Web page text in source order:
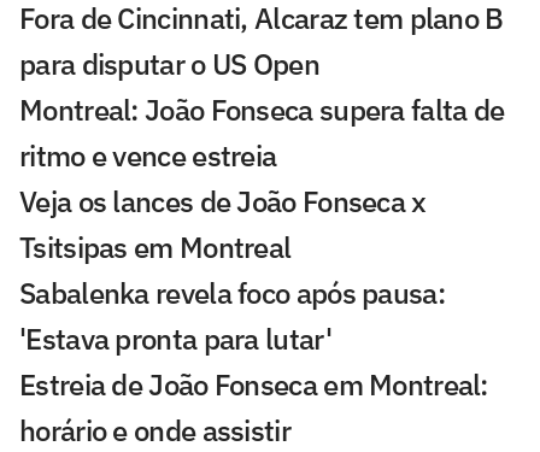
Fora de Cincinnati, Alcaraz tem plano B
para disputar o US Open
Montreal: João Fonseca supera falta de
ritmo e vence estreia
Veja os lances de João Fonseca x
Tsitsipas em Montreal
Sabalenka revela foco após pausa:
'Estava pronta para lutar'
Estreia de João Fonseca em Montreal:
horário e onde assistir